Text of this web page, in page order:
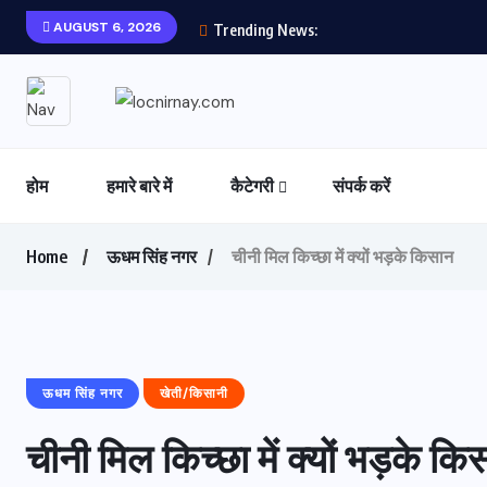
AUGUST 6, 2026 Trending News:
होम हमारे बारे में कैटेगरी संपर्क करें
Home ऊधम सिंह नगर चीनी मिल किच्छा में क्यों भड़के किसान
ऊधम सिंह नगर खेती/किसानी
चीनी मिल किच्छा में क्यों भड़के